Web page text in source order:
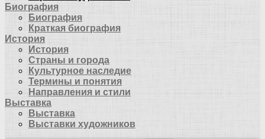
Биография
Биография
Краткая биография
История
История
Страны и города
Культурное наследие
Термины и понятия
Направления и стили
Выставка
Выставка
Выставки художников